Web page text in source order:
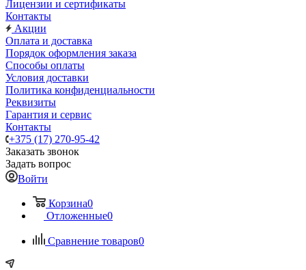
Лицензии и сертификаты
Контакты
Акции
Оплата и доставка
Порядок оформления заказа
Способы оплаты
Условия доставки
Политика конфиденциальности
Реквизиты
Гарантия и сервис
Контакты
+375 (17) 270-95-42
Заказать звонок
Задать вопрос
Войти
Корзина0
Отложенные0
Сравнение товаров0